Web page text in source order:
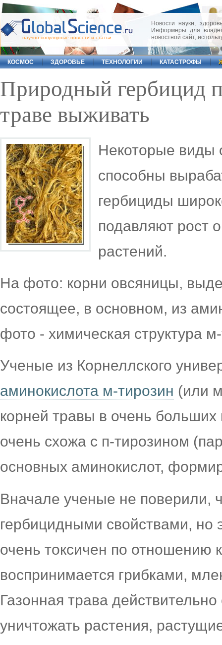
научно-популярные новости и статьи
Новости науки,
Информеры для
новостной сайт,
КОСМОС ЗДОРОВЬЕ ТЕХНОЛОГИИ КАТАСТРОФЫ
Природный гербицид
траве выживать
Некоторые виды
способны
гербициды
подавляют рост
растений.
На фото: корни овсяницы,
состоящее, в основном, из
фото - химическая структура
Ученые из Корнеллского
аминокислота м-тирозин (или
корней травы в очень
очень схожа с п-тирозином
основных аминокислот,
Вначале ученые не поверили,
гербицидными свойствами, но
очень токсичен по отношению
воспринимается грибками,
Газонная трава
уничтожать растения,